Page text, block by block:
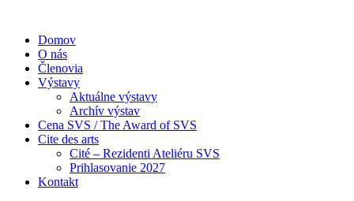
contentDomov
O nás
Členovia
Výstavy
Aktuálne výstavy
Archív výstav
Cena SVS / The Award of SVS
Cite des arts
Cité – Rezidenti Ateliéru SVS
Prihlasovanie 2027
Kontakt